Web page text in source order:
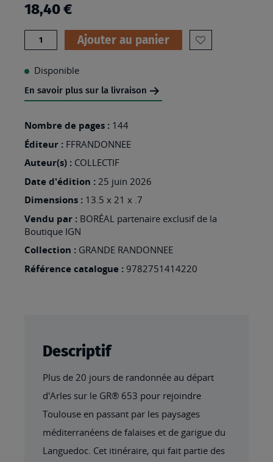
18,40 €
Quantité Ajouter au panier
AJOUTER
:
Disponible
En savoir plus sur la livraison
Nombre de pages : 144
Éditeur : FFRANDONNEE
Auteur(s) : COLLECTIF
Date d'édition : 25 juin 2026
Dimensions : 13.5 x 21 x .7
Vendu par : BORÉAL partenaire exclusif de la
Boutique IGN
Collection : GRANDE RANDONNEE
Référence catalogue : 9782751414220
Descriptif
Plus de 20 jours de randonnée au départ
d'Arles sur le GR® 653 pour rejoindre
Toulouse en passant par les paysages
méditerranéens de falaises et de garigue du
Languedoc. Cet itinéraire, qui fait partie des